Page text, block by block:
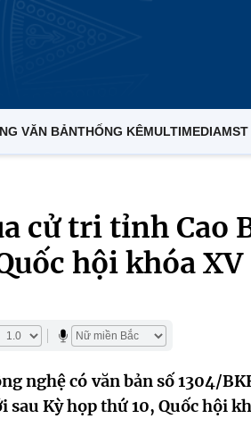
VĂN BẢNTHỐNG KÊMULTIMEDIA
cử tri tỉnh Cao
hội khóa XV
nghệ có văn bản số 1304/
Kỳ họp thứ 10, Quốc hội